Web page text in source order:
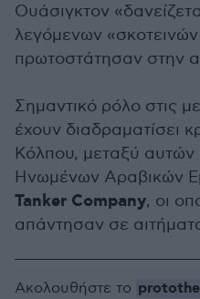
Ουάσιγκτον
λεγόμενων
πρωτοστάτησαν στην
Σημαντικό ρόλο στις
έχουν διαδραματίσει
Κόλπου, μεταξύ αυτών
Ηνωμένων Αραβικών
Tanker Company, οι
απάντησαν σε
Ακολουθήστε το